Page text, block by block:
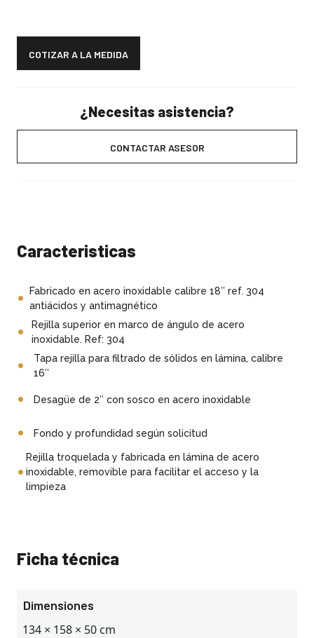
COTIZAR A LA MEDIDA
¿Necesitas asistencia?
CONTACTAR ASESOR
Caracteristicas
Fabricado en acero inoxidable calibre 18″ ref. 304
antiácidos y antimagnético
Rejilla superior en marco de ángulo de acero
inoxidable. Ref: 304
Tapa rejilla para filtrado de sólidos en lámina, calibre
16″
Desagüe de 2″ con sosco en acero inoxidable
Fondo y profundidad según solicitud
Rejilla troquelada y fabricada en lámina de acero
inoxidable, removible para facilitar el acceso y la
limpieza
Ficha técnica
Dimensiones
134 × 158 × 50 cm